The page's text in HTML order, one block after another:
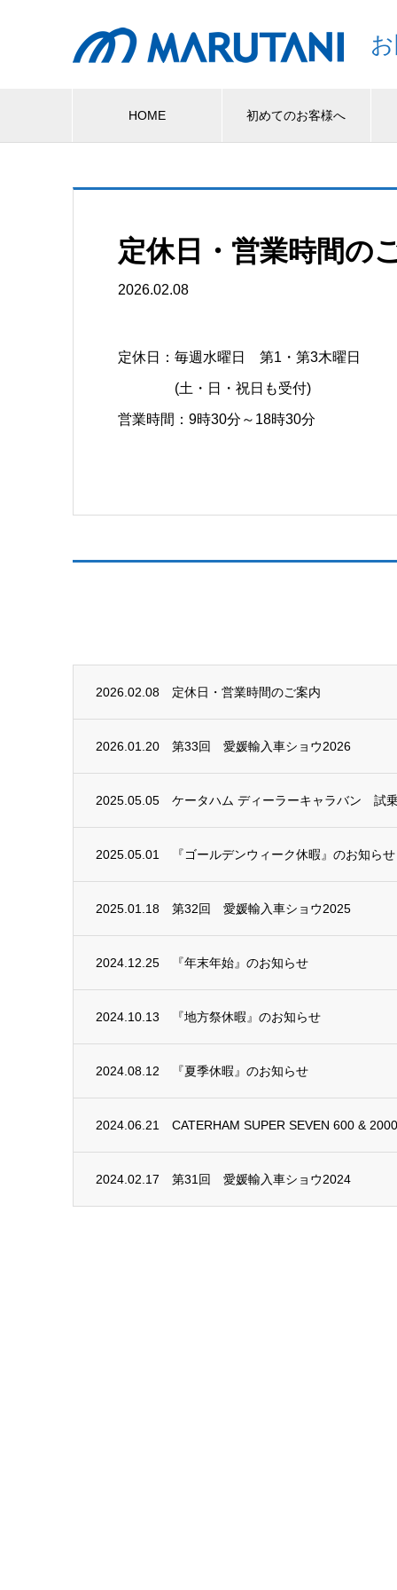
HOME 初めてのお客様へ
定休日・営業時間の
2026.02.08
定休日：毎週水曜日 第1・第3木曜日
(土・日・祝日も受付)
営業時間：9時30分～18時30分
2026.02.08 定休日・営業時間のご案内
2026.01.20 第33回 愛媛輸入車ショウ2026
2025.05.05 ケータハム ディーラーキャラバン 試
2025.05.01 『ゴールデンウィーク休暇』のお知らせ
2025.01.18 第32回 愛媛輸入車ショウ2025
2024.12.25 『年末年始』のお知らせ
2024.10.13 『地方祭休暇』のお知らせ
2024.08.12 『夏季休暇』のお知らせ
2024.06.21 CATERHAM SUPER SEVEN 600 &
2024.02.17 第31回 愛媛輸入車ショウ2024